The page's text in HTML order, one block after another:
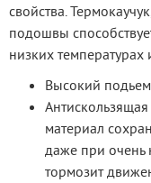
свойства.
подошвы
низких температурах
Высокий
материал
даже при очень
тормозит